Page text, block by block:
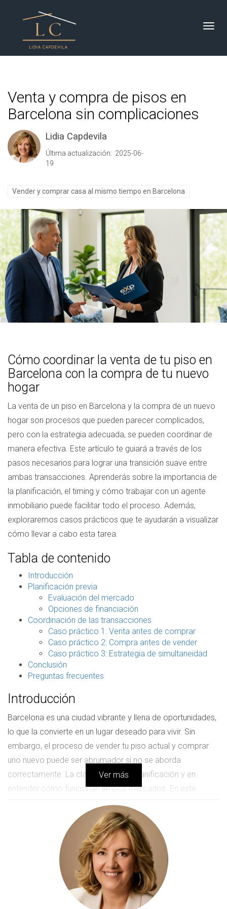
Venta y compra de pisos en
Barcelona sin complicaciones
Lidia Capdevila
Última actualización: 2025-06-
19
Vender y comprar casa al mismo tiempo en Barcelona
Cómo coordinar la venta de tu piso en
Barcelona con la compra de tu nuevo
hogar
La venta de un piso en Barcelona y la compra de un nuevo
hogar son procesos que pueden parecer complicados,
pero con la estrategia adecuada, se pueden coordinar de
manera efectiva. Este artículo te guiará a través de los
pasos necesarios para lograr una transición suave entre
ambas transacciones. Aprenderás sobre la importancia de
la planificación, el timing y cómo trabajar con un agente
inmobiliario puede facilitar todo el proceso. Además,
exploraremos casos prácticos que te ayudarán a visualizar
cómo llevar a cabo esta tarea.
Tabla de contenido
Introducción
Planificación previa
Evaluación del mercado
Opciones de financiación
Coordinación de las transacciones
Caso práctico 1: Venta antes de comprar
Caso práctico 2: Compra antes de vender
Caso práctico 3: Estrategia de simultaneidad
Conclusión
Preguntas frecuentes
Introducción
Barcelona es una ciudad vibrante y llena de oportunidades,
lo que la convierte en un lugar deseado para vivir. Sin
embargo, el proceso de vender tu piso actual y comprar
uno nuevo puede ser abrumador si no se aborda
correctamente. La clave está en la planificación y en
entender cómo funcionan ambos mercados. En este
artículo, te ofreceremos consejos prácticos y ejemplos
reales que te ayudarán a navegar por este proceso sin
Planificación previa
Antes de lanzarte a la aventura de vender y comprar, es
esencial realizar una planificación adecuada. Esto no solo
te ahorrará tiempo y esfuerzo, sino que también te
Ver más